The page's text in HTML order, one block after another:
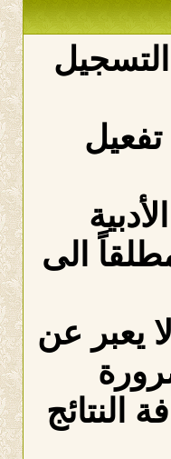
التسجيل
الى
يعبر عن
النتائج